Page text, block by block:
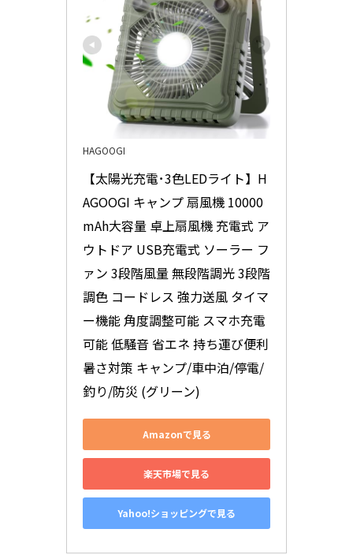
HAGOOGI
【太陽光充電･3色LEDライト】H
AGOOGI キャンプ 扇風機 10000
mAh大容量 卓上扇風機 充電式 ア
ウトドア USB充電式 ソーラー フ
ァン 3段階風量 無段階調光 3段階
調色 コードレス 強力送風 タイマ
ー機能 角度調整可能 スマホ充電
可能 低騒音 省エネ 持ち運び便利
暑さ対策 キャンプ/車中泊/停電/
釣り/防災 (グリーン)
Amazonで見る
楽天市場で見る
Yahoo!ショッピングで見る